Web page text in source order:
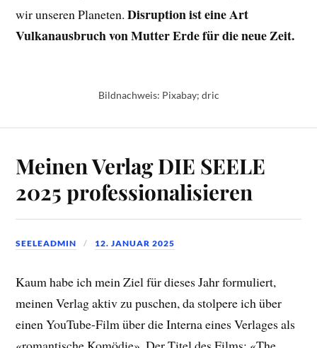
wir unseren Planeten.Disruption ist eine Art
Vulkanausbruch von Mutter Erde für die neue Zeit.
Bildnachweis: Pixabay; dric
Meinen Verlag DIE SEELE
2025 professionalisieren
SEELEADMIN 12. JANUAR 2025
Kaum habe ich mein Ziel für dieses Jahr formuliert,
meinen Verlag aktiv zu puschen, da stolpere ich über
einen YouTube-Film über die Interna eines Verlages als